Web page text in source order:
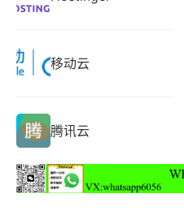
移动云
腾讯云